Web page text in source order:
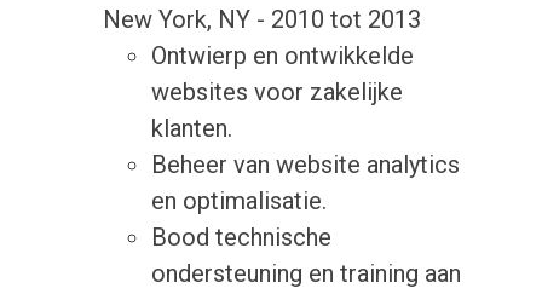
New York, NY - 2010 tot 2013
Ontwierp en ontwikkelde
websites voor zakelijke
klanten.
Beheer van website analytics
en optimalisatie.
Bood technische
ondersteuning en training aan